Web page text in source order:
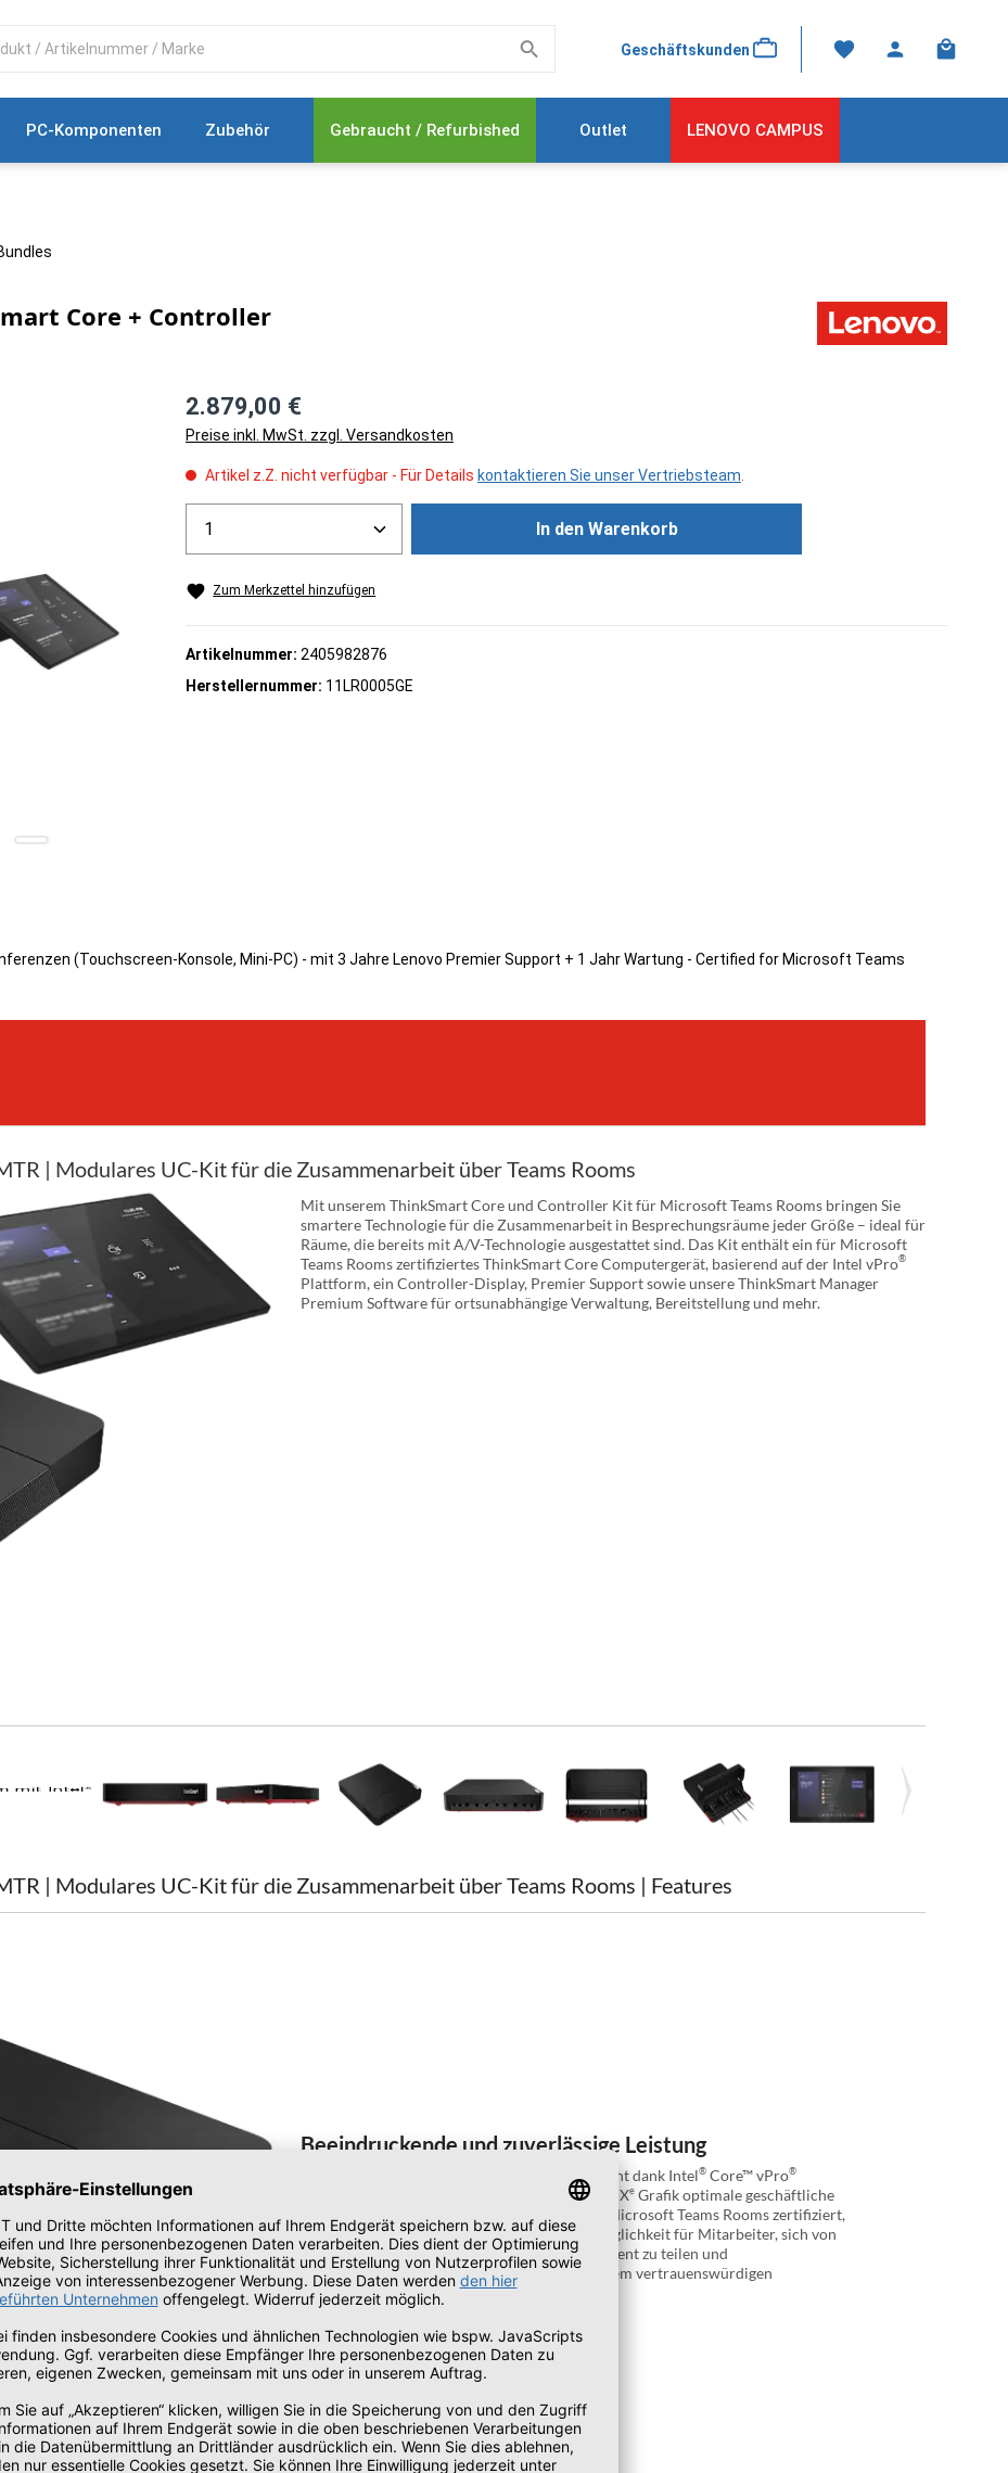
Geschäftskunden
PC-Komponenten Zubehör Gebraucht / Refurbished Outlet LENOVO CAMPUS
Core + Controller
2.879,00 €
Preise inkl. MwSt. zzgl. Versandkosten
Artikel z.Z. nicht verfügbar - Für Details kontaktieren Sie unser Vertriebsteam
Produkt Anzahl: Gib den gewünschten Wert ein oder benutze die
In den Warenkorb
Zum Merkzettel hinzufügen
Artikelnummer: 2405982876
Herstellernummer: 11LR0005GE
(Touchscreen-Konsole, Mini-PC) - mit 3 Jahre Lenovo Premier Support + 1 Jahr Wartung - Certified for Microsoft Teams
| Modulares UC-Kit für die Zusammenarbeit über Teams Rooms
Mit unserem ThinkSmart Core und Controller Kit für Microsoft Teams Rooms bringen Sie
smartere Technologie für die Zusammenarbeit in Besprechungsräume jeder Größe – ideal für
Räume, die bereits mit A/V-Technologie ausgestattet sind. Das Kit enthält ein für Microsoft
Teams Rooms zertifiziertes ThinkSmart Core Computergerät, basierend auf der Intel vPro®
Plattform, ein Controller-Display, Premier Support sowie unsere ThinkSmart Manager
Premium Software für ortsunabhängige Verwaltung, Bereitstellung und mehr.
| Modulares UC-Kit für die Zusammenarbeit über Teams Rooms | Features
Beeindruckende und zuverlässige Leistung
Das ThinkSmart Core Computergerät ermöglicht dank Intel® Core™ vPro®
Prozessoren der 11. Generation und Intel®Iris Xe Grafik optimale geschäftliche
Produktivität und Zusammenarbeit. Es ist für Microsoft Teams Rooms zertifiziert,
das bereits vorinstalliert ist – eine perfekte Möglichkeit für Mitarbeiter, sich von
überall nahtlos miteinander zu verbinden, Content zu teilen und
zusammenzuarbeiten. Außerdem läuft es auf dem vertrauenswürdigen
Windows 10 IoT Enterprise SAC OS.